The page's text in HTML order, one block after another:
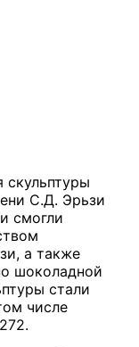
С.Д. Эрьзи
смогли
а также
шоколадной
стали
числе